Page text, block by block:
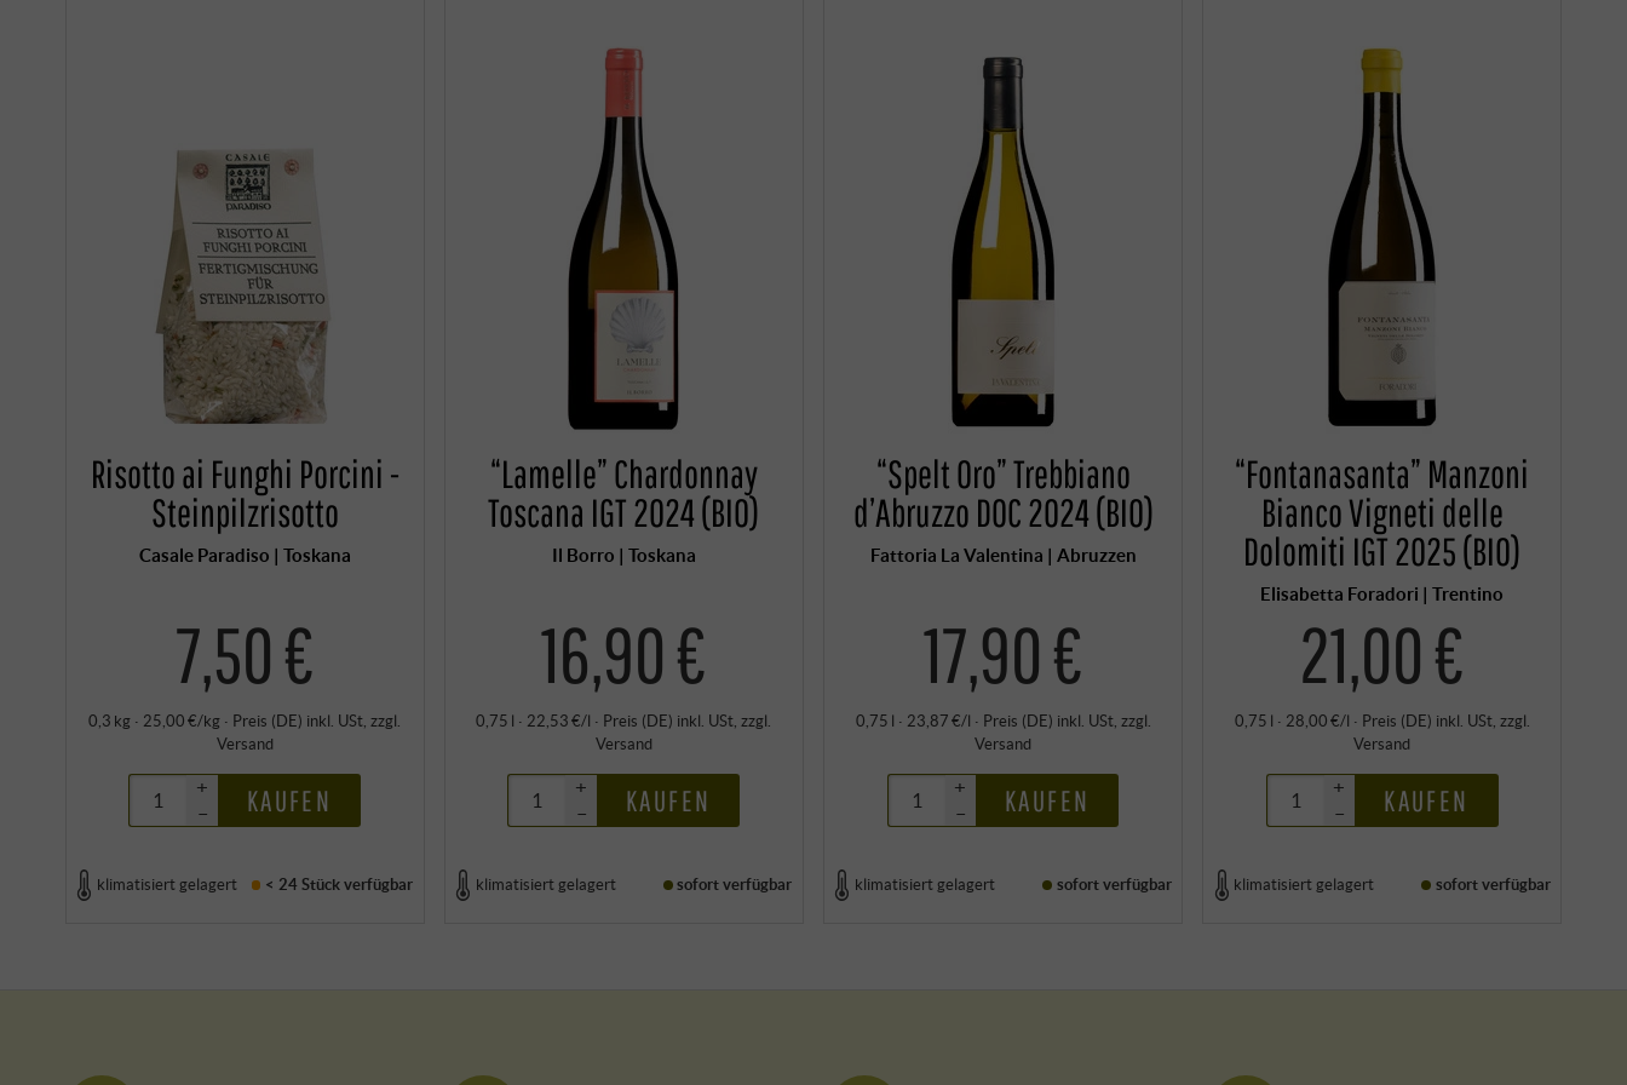
Risotto ai Funghi Porcini -
Steinpilzrisotto
Casale Paradiso | Toskana
7,50 €
0,3 kg · 25,00 €/kg · Preis (DE) inkl. USt , zzgl.
Versand
+
–
KAUFEN
klimatisiert gelagert < 24 Stückverfügbar
“Lamelle” Chardonnay
Toscana IGT 2024 (BIO)
Il Borro | Toskana
16,90 €
0,75 l · 22,53 €/l · Preis (DE) inkl. USt , zzgl.
Versand
+
–
KAUFEN
klimatisiert gelagert sofort verfügbar
“Spelt Oro” Trebbiano
d’Abruzzo DOC 2024 (BIO)
Fattoria La Valentina | Abruzzen
17,90 €
0,75 l · 23,87 €/l · Preis (DE) inkl. USt, zzgl.
Versand
+
–
KAUFEN
klimatisiert gelagert sofort verfügbar
“Fontanasanta” Manzoni
Bianco Vigneti delle
Dolomiti IGT 2025 (BIO)
Elisabetta Foradori | Trentino
21,00 €
0,75 l · 28,00 €/l · Preis (DE) inkl. USt, zzgl.
Versand
+
–
KAUFEN
klimatisiert gelagert sofort verfügbar